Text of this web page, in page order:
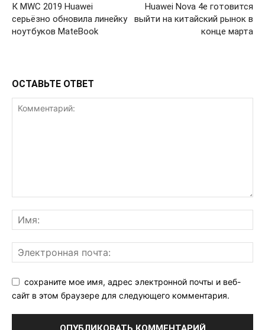
К MWC 2019 Huawei
серьёзно обновила линейку
ноутбуков MateBook
Huawei Nova 4e готовится
выйти на китайский рынок в
конце марта
ОСТАВЬТЕ ОТВЕТ
сохраните мое имя, адрес электронной почты и веб-
сайт в этом браузере для следующего комментария.